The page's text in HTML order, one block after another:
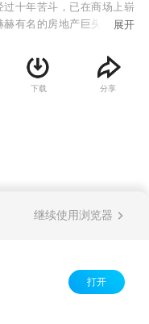
过十年苦斗，已在商场上崭
赫有名的房地产巨头。然而
阳错，使丁碧琼嫁给了一
一次同学会上，金文和丁
万千。而后发生的一件件
展开
下载 分享
继续使用浏览器
打开